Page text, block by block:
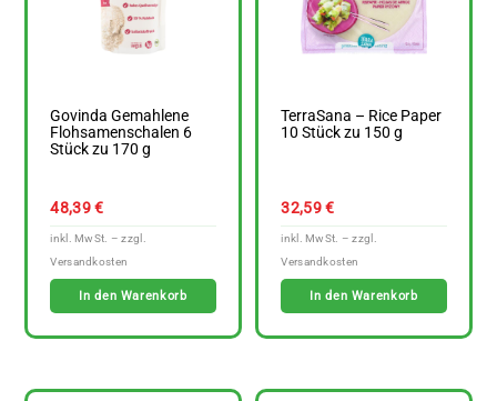
Govinda Gemahlene
Flohsamenschalen 6
Stück zu 170 g
48,39€
In den Warenkorb
TerraSana – Rice Paper
10 Stück zu 150 g
32,59€
In den Warenkorb